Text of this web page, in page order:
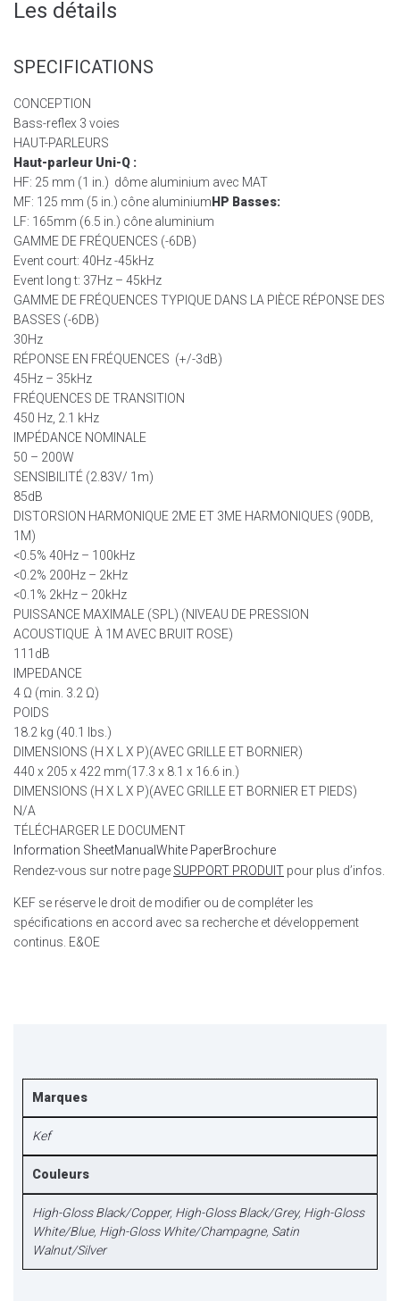
Les détails
SPECIFICATIONS
CONCEPTION
Bass-reflex 3 voies
HAUT-PARLEURS
Haut-parleur Uni-Q :
HF: 25 mm (1 in.) dôme aluminium avec MAT
MF: 125 mm (5 in.) cône aluminium HP Basses:
LF: 165mm (6.5 in.) cône aluminium
GAMME DE FRÉQUENCES (-6DB)
Event court: 40Hz -45kHz
Event long t: 37Hz – 45kHz
GAMME DE FRÉQUENCES TYPIQUE DANS LA PIÈCE RÉPONSE DES
BASSES (-6DB)
30Hz
RÉPONSE EN FRÉQUENCES (+/-3dB)
45Hz – 35kHz
FRÉQUENCES DE TRANSITION
450 Hz, 2.1 kHz
IMPÉDANCE NOMINALE
50 – 200W
SENSIBILITÉ (2.83V/ 1m)
85dB
DISTORSION HARMONIQUE 2ME ET 3ME HARMONIQUES (90DB,
1M)
<0.5% 40Hz – 100kHz
<0.2% 200Hz – 2kHz
<0.1% 2kHz – 20kHz
PUISSANCE MAXIMALE (SPL) (NIVEAU DE PRESSION
ACOUSTIQUE À 1M AVEC BRUIT ROSE)
111dB
IMPEDANCE
4 Ω (min. 3.2 Ω)
POIDS
18.2 kg (40.1 lbs.)
DIMENSIONS (H X L X P)(AVEC GRILLE ET BORNIER)
440 x 205 x 422 mm(17.3 x 8.1 x 16.6 in.)
DIMENSIONS (H X L X P)(AVEC GRILLE ET BORNIER ET PIEDS)
N/A
TÉLÉCHARGER LE DOCUMENT
Information SheetManual White PaperBrochure
Rendez-vous sur notre page SUPPORT PRODUIT pour plus d’infos.
KEF se réserve le droit de modifier ou de compléter les
spécifications en accord avec sa recherche et développement
continus. E&OE
Marques
Kef
Couleurs
High-Gloss Black/Copper, High-Gloss Black/Grey, High-Gloss
White/Blue, High-Gloss White/Champagne, Satin
Walnut/Silver